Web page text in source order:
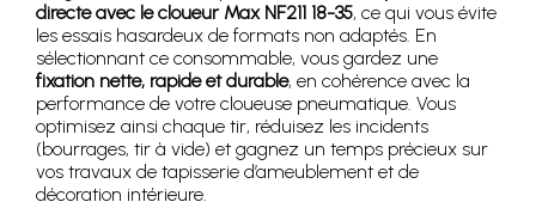
directe avec le cloueur Max NF211 18-35, ce qui vous évite
les essais hasardeux de formats non adaptés. En
sélectionnant ce consommable, vous gardez une
fixation nette, rapide et durable, en cohérence avec la
performance de votre cloueuse pneumatique. Vous
optimisez ainsi chaque tir, réduisez les incidents
(bourrages, tir à vide) et gagnez un temps précieux sur
vos travaux de tapisserie d’ameublement et de
décoration intérieure.